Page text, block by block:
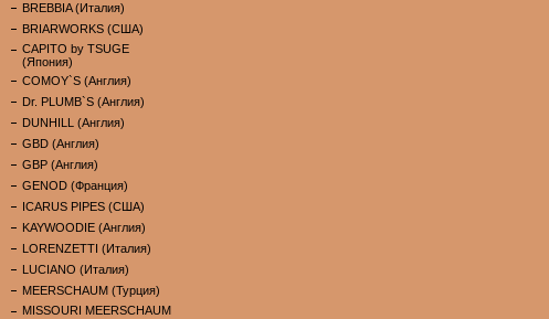
BREBBIA (Италия)
BRIARWORKS (США)
CAPITO by TSUGE
(Япония)
COMOY`S (Англия)
Dr. PLUMB`S (Англия)
DUNHILL (Англия)
GBD (Англия)
GBP (Англия)
GENOD (Франция)
ICARUS PIPES (США)
KAYWOODIE (Англия)
LORENZETTI (Италия)
LUCIANO (Италия)
MEERSCHAUM (Турция)
MISSOURI MEERSCHAUM